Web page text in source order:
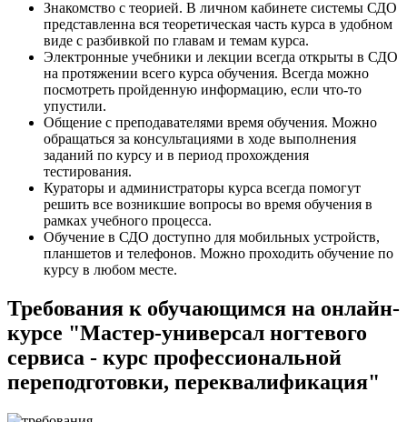
Знакомство с теорией. В личном кабинете системы СДО
представленна вся теоретическая часть курса в удобном
виде с разбивкой по главам и темам курса.
Электронные учебники и лекции всегда открыты в СДО
на протяжении всего курса обучения. Всегда можно
посмотреть пройденную информацию, если что-то
упустили.
Общение с преподавателями время обучения. Можно
обращаться за консультациями в ходе выполнения
заданий по курсу и в период прохождения
тестирования.
Кураторы и администраторы курса всегда помогут
решить все возникшие вопросы во время обучения в
рамках учебного процесса.
Обучение в СДО доступно для мобильных устройств,
планшетов и телефонов. Можно проходить обучение по
курсу в любом месте.
Требования к обучающимся на онлайн-
курсе "Мастер-универсал ногтевого
сервиса - курс профессиональной
переподготовки, переквалификация"